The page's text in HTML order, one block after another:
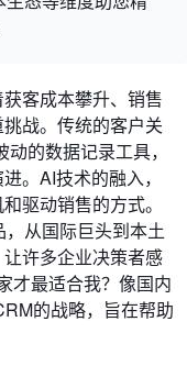
客成本攀升、销售
战。传统的客户关
的数据记录工具，
。AI技术的融入，
驱动销售的方式。
，从国际巨头到本土
许多企业决策者感
才最适合我？像国内
的战略，旨在帮助